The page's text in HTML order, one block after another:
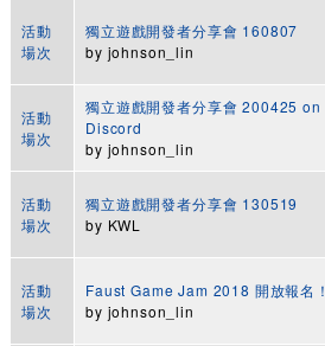
活動
場次
獨立遊戲開發者分享會 160807
by johnson_lin
活動
場次
獨立遊戲開發者分享會 200425 on
Discord
by johnson_lin
活動
場次
獨立遊戲開發者分享會 130519
by KWL
活動
場次
Faust Game Jam 2018 開放報名！
by johnson_lin